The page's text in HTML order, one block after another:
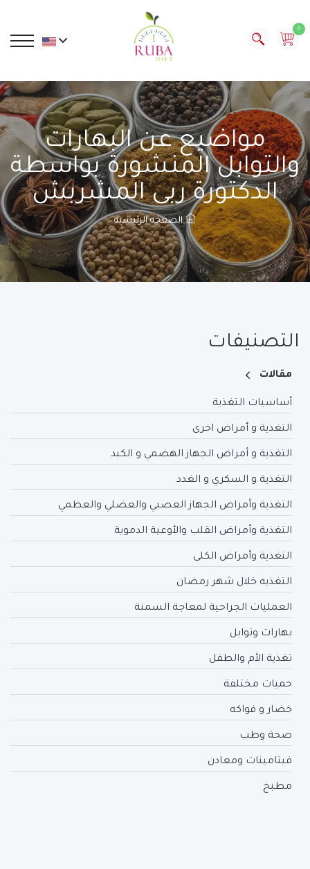
0
مواضيع عن البهارات
والتوابل المنشورة بواسطة
الدكتورة ربى المشربش
الصفحة الرئيسية
التصنيفات
مقالات
أساسيات التغذية
التغذية و أمراض اخرى
التغذية و أمراض الجهاز الهضمي و الكبد
التغذية و السكري و الغدد
التغذية وأمراض الجهاز العصبي والعضلي والعظمي
التغذية وأمراض القلب والأوعية الدموية
التغذية وأمراض الكلى
التغذيه خلال شهر رمضان
العمليات الجراحية لمعاجة السمنة
بهارات وتوابل
تغذية الأم والطفل
حميات مختلفة
خضار و فواكه
صحة وطب
فيتامينات ومعادن
مطبخ